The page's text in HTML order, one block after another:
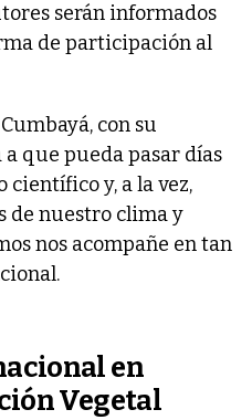
serán informados
de participación al
con su
que pueda pasar días
y, a la vez,
de nuestro clima y
nos acompañe en tan
en
Vegetal